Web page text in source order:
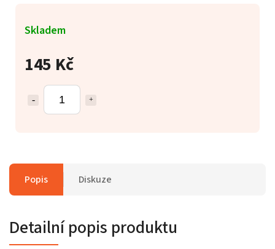
145 Kč
Skladem
Popis Diskuze
Detailní popis produktu